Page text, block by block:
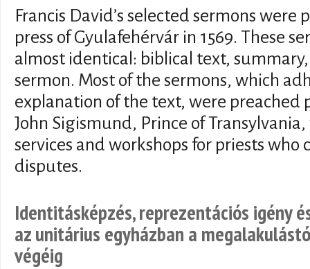
Francis David’s selected sermons
press of Gyulafehérvár in 1569. These
almost identical: biblical text,
sermon. Most of the sermons, which
explanation of the text, were preached
John Sigismund, Prince of
services and workshops for priests who
disputes.
Identitásképzés, reprezentációs igény
az unitárius egyházban a
végéig